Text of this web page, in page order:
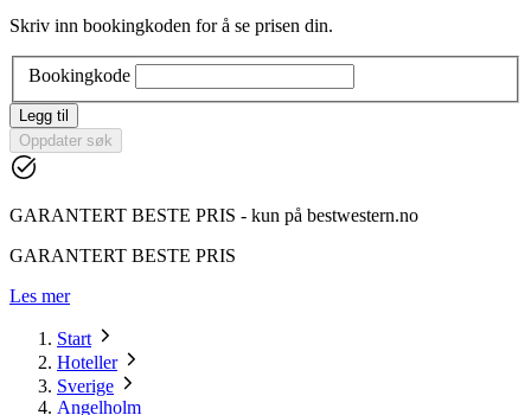
Skriv inn bookingkoden for å se prisen din.
Bookingkode
Legg til
Oppdater søk
GARANTERT BESTE PRIS - kun på bestwestern.no
GARANTERT BESTE PRIS
Les mer
Start
Hoteller
Sverige
Angelholm